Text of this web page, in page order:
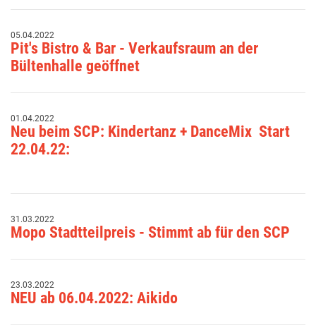
05.04.2022
Pit's Bistro & Bar - Verkaufsraum an der
Bültenhalle geöffnet
01.04.2022
Neu beim SCP: Kindertanz + DanceMix Start
22.04.22:
31.03.2022
Mopo Stadtteilpreis - Stimmt ab für den SCP
23.03.2022
NEU ab 06.04.2022: Aikido